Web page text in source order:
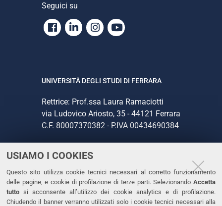
USIAMO I COOKIES
Questo sito utilizza cookie tecnici necessari al corretto funzionamento
delle pagine, e cookie di profilazione di terze parti. Selezionando Accetta
tutto si acconsente all’utilizzo dei cookie analytics e di profilazione.
Chiudendo il banner verranno utilizzati solo i cookie tecnici necessari alla
Seguici su
Facebook
LinkedinInstagram
Youtube
UNIVERSITÀ DEGLI STUDI DI FERRARA
Rettrice: Prof.ssa Laura Ramaciotti
via Ludovico Ariosto, 35 - 44121 Ferrara
C.F. 80007370382 - P.IVA 00434690384
CONTATTI
Tel. +39 0532 293111
Fax. +39 0532 293031
PEC